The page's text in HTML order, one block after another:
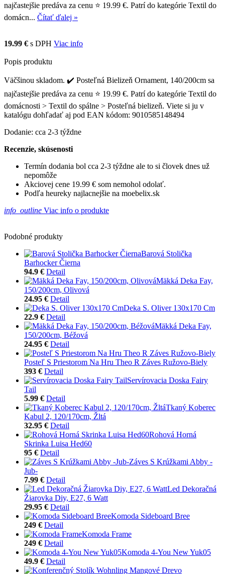
najčastejšie predáva za cenu ⭐ 19.99 €. Patrí do kategórie Textil do
domácn... Čítať ďalej »
19.99 € s DPH Viac info
Popis produktu
Väčšinou skladom. ✔️ Posteľná Bielizeň Ornament, 140/200cm sa
najčastejšie predáva za cenu ⭐ 19.99 €. Patrí do kategórie Textil do
domácnosti > Textil do spálne > Posteľná bielizeň. Viete si ju v
katalógu dohľadať aj pod EAN kódom: 9010585148494
Dodanie: cca 2-3 týždne
Recenzie, skúsenosti
Termín dodania bol cca 2-3 týždne ale to si človek dnes už
nepomôže
Akciovej cene 19.99 € som nemohol odolať.
Podľa heureky najlacnejšie na moebelix.sk
info_outline Viac info o produkte
Podobné produkty
Barová Stolička
Barhocker Čierna
94.9 € Detail
Mäkká Deka Fay,
150/200cm, Olivová
24.95 € Detail
Deka S. Oliver 130x170 Cm
22.9 € Detail
Mäkká Deka Fay,
150/200cm, Béžová
24.95 € Detail
Posteľ S Priestorom Na Hru Theo R Záves Ružovo-Biely
393 € Detail
Servírovacia Doska Fairy
Tail
5.99 € Detail
Tkaný Koberec
Kabul 2, 120/170cm, Žltá
32.95 € Detail
Rohová Horná
Skrinka Luisa Hed60
95 € Detail
Záves S Krúžkami Abby -
Jub-
7.99 € Detail
Led Dekoračná
Žiarovka Diy, E27, 6 Watt
29.95 € Detail
Komoda Sideboard Bree
249 € Detail
Komoda Frame
249 € Detail
Komoda 4-You New Yuk05
49.9 € Detail